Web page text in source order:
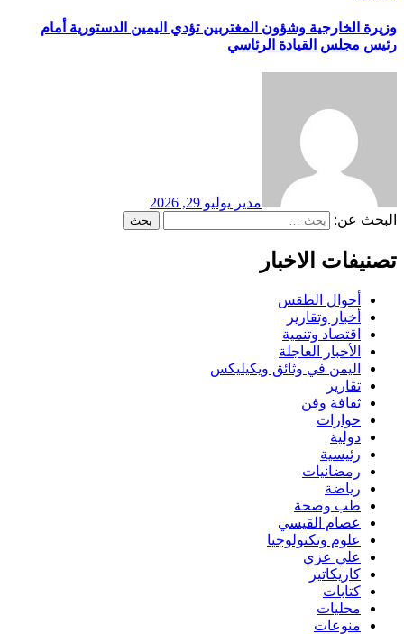
وزيرة الخارجية وشؤون المغتربين تؤدي اليمين الدستورية أمام
رئيس مجلس القيادة الرئاسي
مدير يوليو 29, 2026
البحث عن:
تصنيفات الاخبار
أحوال الطقس
أخبار وتقارير
اقتصاد وتنمية
الأخبار العاجلة
اليمن في وثائق ويكيليكس
تقارير
ثقافة وفن
حوارات
دولية
رئيسية
رمضانيات
رياضة
طب وصحة
عصام القيسي
علوم وتكنولوجيا
علي عزي
كاريكاتير
كتابات
محليات
منوعات